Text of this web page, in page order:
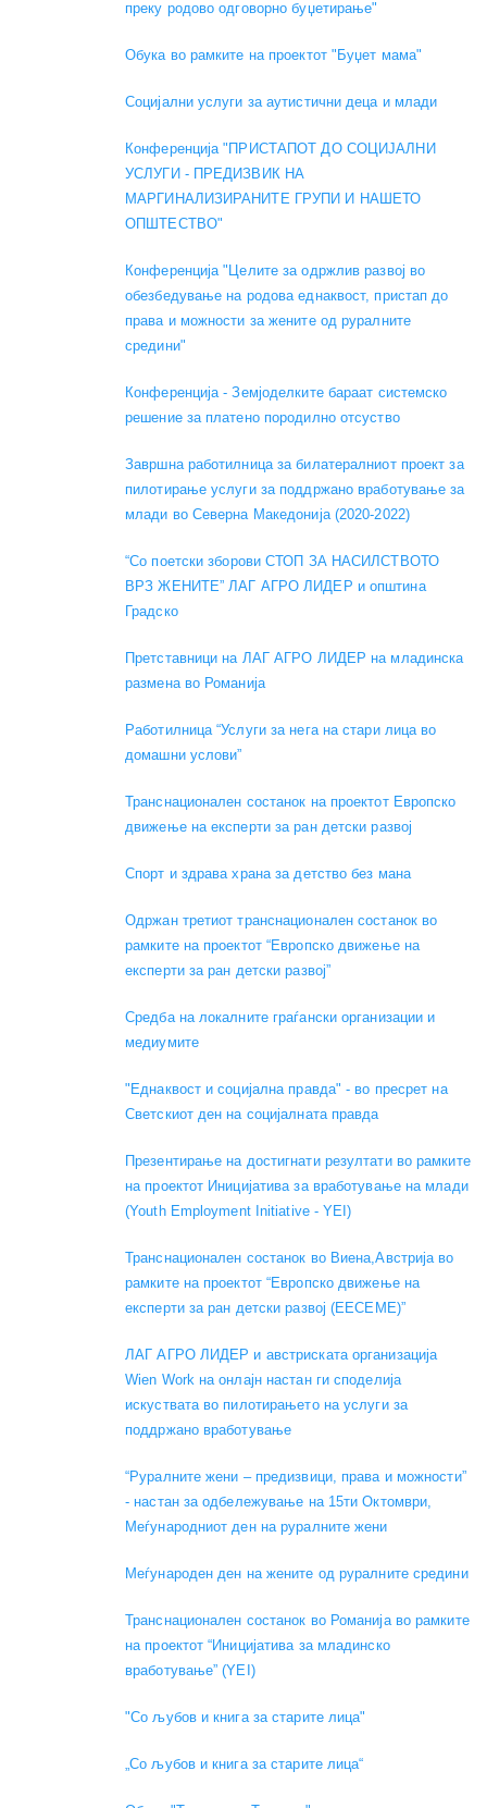
преку родово одговорно буџетирање"
Обука во рамките на проектот "Буџет мама"
Социјални услуги за аутистични деца и млади
Конференција "ПРИСТАПОТ ДО СОЦИЈАЛНИ
УСЛУГИ - ПРЕДИЗВИК НА
МАРГИНАЛИЗИРАНИТЕ ГРУПИ И НАШЕТО
ОПШТЕСТВО"
Конференција "Целите за одржлив развој во
обезбедување на родова еднаквост, пристап до
права и можности за жените од руралните
средини"
Конференција - Земјоделките бараат системско
решение за платено породилно отсуство
Завршна работилница за билатералниот проект за
пилотирање услуги за поддржано вработување за
млади во Северна Македонија (2020-2022)
“Со поетски зборови СТОП ЗА НАСИЛСТВОТО
ВРЗ ЖЕНИТЕ” ЛАГ АГРО ЛИДЕР и општина
Градско
Претставници на ЛАГ АГРО ЛИДЕР на младинска
размена во Романија
Работилница “Услуги за нега на стари лица во
домашни услови”
Транснационален состанок на проектот Европско
движење на експерти за ран детски развој
Спорт и здрава храна за детство без мана
Одржан третиот транснационален состанок во
рамките на проектот “Европско движење на
експерти за ран детски развој”
Средба на локалните граѓански организации и
медиумите
"Еднаквост и социјална правда" - во пресрет на
Светскиот ден на социјалната правда
Презентирање на достигнати резултати во рамките
на проектот Иницијатива за вработување на млади
(Youth Employment Initiative - YEI)
Транснационален состанок во Виена,Австрија во
рамките на проектот “Европско движење на
експерти за ран детски развој (EECEME)”
ЛАГ АГРО ЛИДЕР и австриската организација
Wien Work на онлајн настан ги споделија
искуствата во пилотирањето на услуги за
поддржано вработување
“Руралните жени – предизвици, права и можности”
- настан за одбележување на 15ти Октомври,
Меѓународниот ден на руралните жени
Меѓународен ден на жените од руралните средини
Транснационален состанок во Романија во рамките
на проектот “Иницијатива за младинско
вработување” (YEI)
"Со љубов и книга за старите лица"
„Со љубов и книга за старите лица“